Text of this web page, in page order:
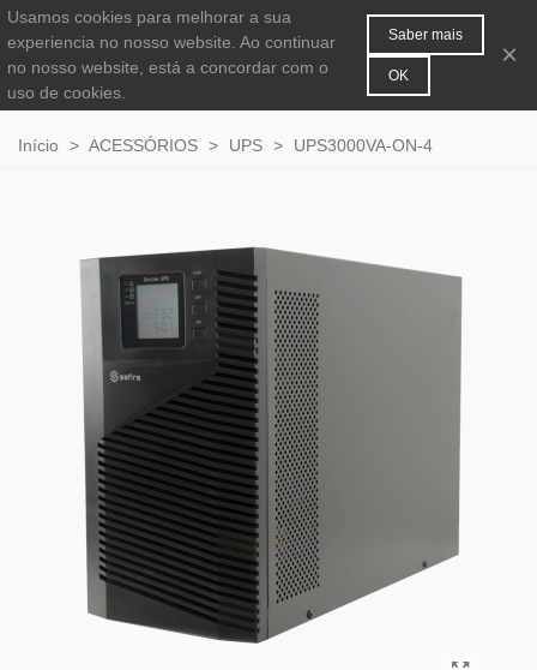
0
Início > ACESSÓRIOS > UPS > UPS3000VA-ON-4
Usamos cookies para melhorar a sua
experiencia no nosso website. Ao continuar
no nosso website, está a concordar com o
uso de cookies.
Saber mais
OK
×